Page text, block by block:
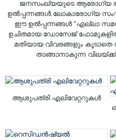
ജനസംഖ്യയുടെ ആരോഗ്യ
ഉൽപ്പന്നങ്ങൾ.ലോകാരോഗ്യ
ഈ ഉൽപ്പന്നങ്ങൾ "എല്ലാ
ഉചിതമായ ഡോസേജ്
മതിയായ വിവരങ്ങളും
താങ്ങാനാകുന്ന
ആശുപത്രി എലിവേറ്ററുകൾ